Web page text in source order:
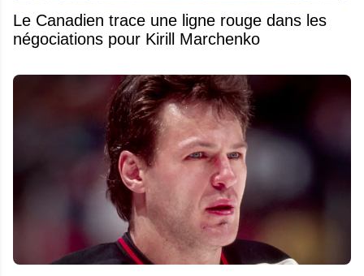
Le Canadien trace une ligne rouge dans les
négociations pour Kirill Marchenko